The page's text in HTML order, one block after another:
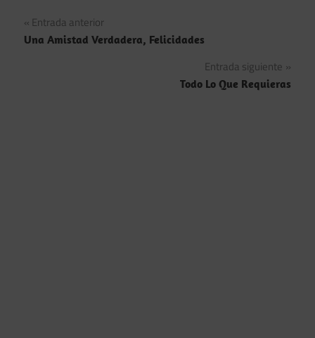
Navegación
de
Entrada anterior
Una Amistad Verdadera, Felicidades
Entrada siguiente
Todo Lo Que Requieras